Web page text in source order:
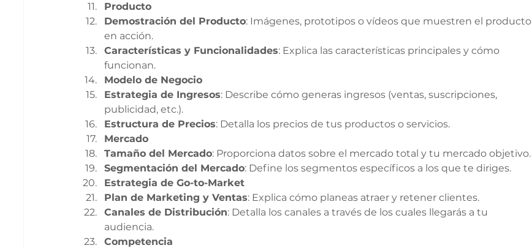
Producto
Demostración del Producto: Imágenes, prototipos o vídeos que muestren el producto
en acción.
Características y Funcionalidades: Explica las características principales y cómo
funcionan.
Modelo de Negocio
Estrategia de Ingresos: Describe cómo generas ingresos (ventas, suscripciones,
publicidad, etc.).
Estructura de Precios: Detalla los precios de tus productos o servicios.
Mercado
Tamaño del Mercado: Proporciona datos sobre el mercado total y tu mercado objetivo.
Segmentación del Mercado: Define los segmentos específicos a los que te diriges.
Estrategia de Go-to-Market
Plan de Marketing y Ventas: Explica cómo planeas atraer y retener clientes.
Canales de Distribución: Detalla los canales a través de los cuales llegarás a tu
audiencia.
Competencia